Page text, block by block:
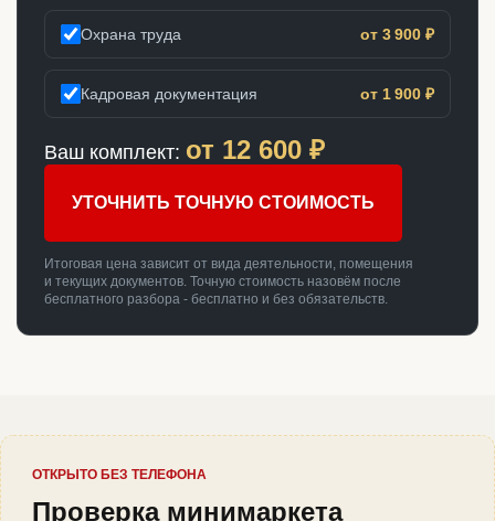
Охрана труда от 3 900 ₽
Кадровая документация от 1 900 ₽
Ваш комплект: от 12 600 ₽
УТОЧНИТЬ ТОЧНУЮ СТОИМОСТЬ
Итоговая цена зависит от вида деятельности, помещения
и текущих документов. Точную стоимость назовём после
бесплатного разбора - бесплатно и без обязательств.
ОТКРЫТО БЕЗ ТЕЛЕФОНА
Проверка минимаркета